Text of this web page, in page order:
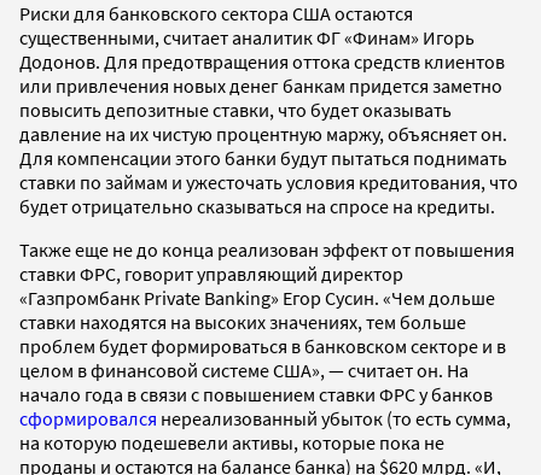
Риски для банковского сектора США остаются
существенными, считает аналитик ФГ «Финам» Игорь
Додонов. Для предотвращения оттока средств клиентов
или привлечения новых денег банкам придется заметно
повысить депозитные ставки, что будет оказывать
давление на их чистую процентную маржу, объясняет он.
Для компенсации этого банки будут пытаться поднимать
ставки по займам и ужесточать условия кредитования, что
будет отрицательно сказываться на спросе на кредиты.
Также еще не до конца реализован эффект от повышения
ставки ФРС, говорит управляющий директор
«Газпромбанк Private Banking» Егор Сусин. «Чем дольше
ставки находятся на высоких значениях, тем больше
проблем будет формироваться в банковском секторе и в
целом в финансовой системе США», — считает он. На
начало года в связи с повышением ставки ФРС у банков
сформировался нереализованный убыток (то есть сумма,
на которую подешевели активы, которые пока не
проданы и остаются на балансе банка) на $620 млрд. «И,